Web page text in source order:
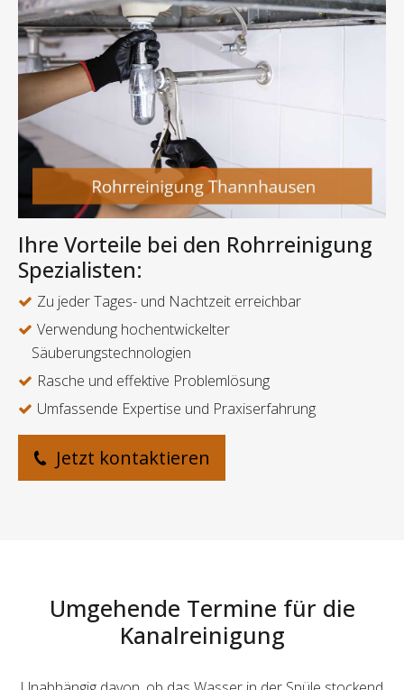
Ihre Vorteile bei den Rohrreinigung
Spezialisten:
Zu jeder Tages- und Nachtzeit erreichbar
Verwendung hochentwickelter
Säuberungstechnologien
Rasche und effektive Problemlösung
Umfassende Expertise und Praxiserfahrung
Jetzt kontaktieren
Umgehende Termine für die
Kanalreinigung